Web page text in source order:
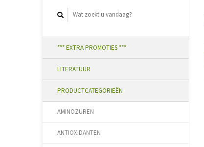
*** EXTRA PROMOTIES ***
LITERATUUR
PRODUCTCATEGORIEËN
AMINOZUREN
ANTIOXIDANTEN